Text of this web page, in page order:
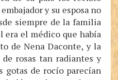
y su esposa no
siempre de la familia
era el médico que había
de Nena Daconte, y la
rosas tan radiantes y
gotas de rocío parecían